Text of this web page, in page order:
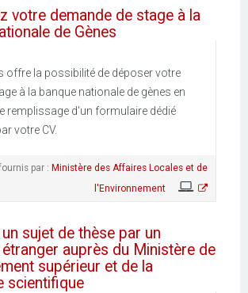
votre demande de stage à la
de Gènes
offre la possibilité de déposer votre
à la banque nationale de gènes en
remplissage d'un formulaire dédié
votre CV.
par : Ministère des Affaires Locales et de
l'Environnement
un sujet de thèse par un
auprès du Ministère de
supérieur et de la
scientifique